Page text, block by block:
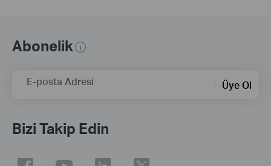
Abonelik
E-posta Adresi Üye Ol
Bizi Takip Edin